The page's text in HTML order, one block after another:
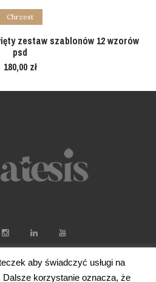
to cart
Chrzest
zestaw szablonów 12 wzorów
psd
180,00 zł
aby świadczyć usługi na
korzystanie oznacza, że